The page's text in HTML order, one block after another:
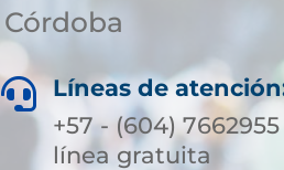
Córdoba
 Líneas de
+57 - (604)
línea gratuita